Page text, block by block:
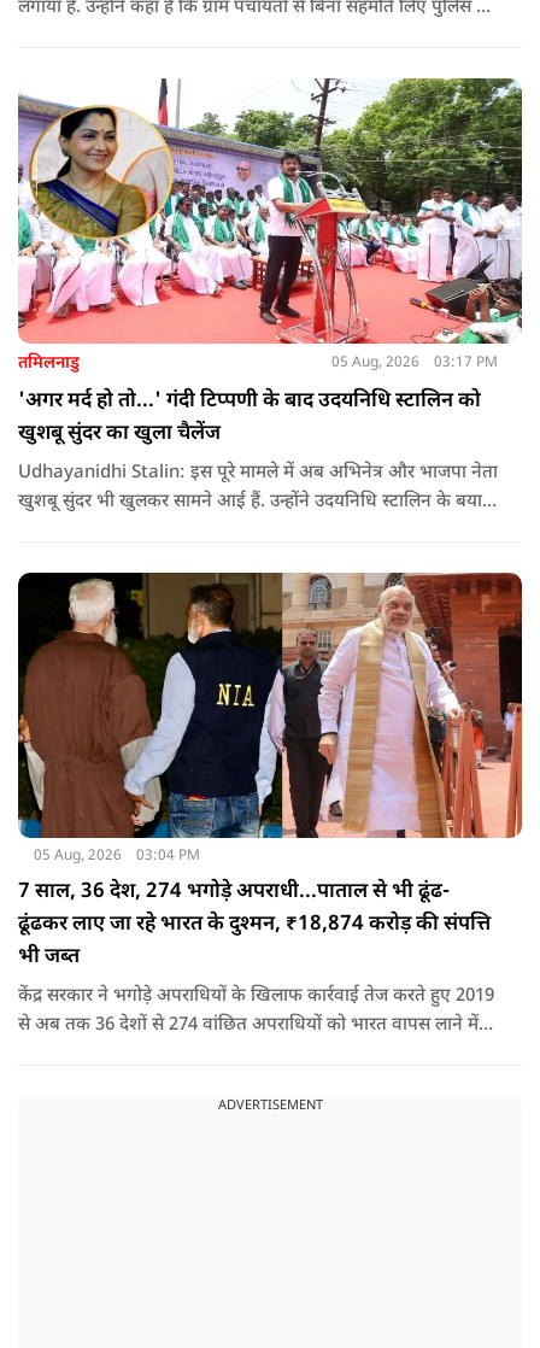
लगाया है. उन्होंने कहा है कि ग्राम पंचायतों से बिना सहमति लिए पुलिस के
तमिलनाडु 05 Aug, 2026 03:17 PM
'अगर मर्द हो तो...' गंदी टिप्पणी के बाद उदयनिधि स्टालिन को
खुशबू सुंदर का खुला चैलेंज
Udhayanidhi Stalin: इस पूरे मामले में अब अभिनेत्र और भाजपा नेता
खुशबू सुंदर भी खुलकर सामने आई हैं. उन्होंने उदयनिधि स्टालिन के बयान
नहीं है.
05 Aug, 2026 03:04 PM
7 साल, 36 देश, 274 भगोड़े अपराधी...पाताल से भी ढूंढ-
ढूंढकर लाए जा रहे भारत के दुश्मन, ₹18,874 करोड़ की संपत्ति
भी जब्त
केंद्र सरकार ने भगोड़े अपराधियों के खिलाफ कार्रवाई तेज करते हुए 2019
से अब तक 36 देशों से 274 वांछित अपराधियों को भारत वापस लाने में
ADVERTISEMENT